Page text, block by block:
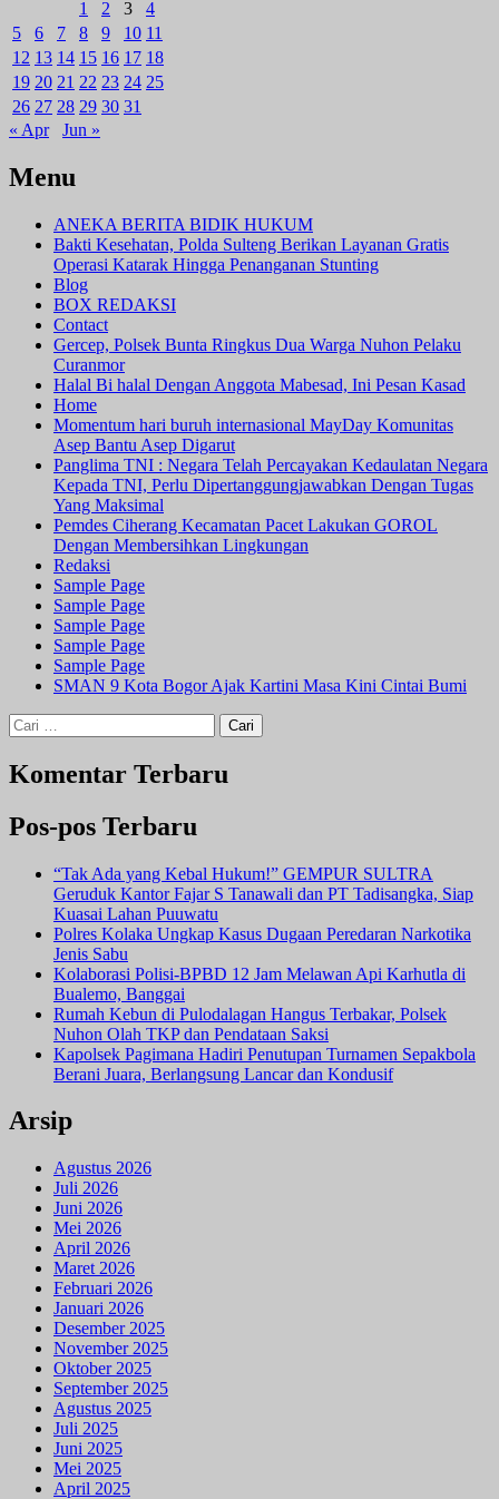
1
2 3
4
5
6 7 8 9 10 11
12 13 14 15 16 17 18
19 20 21 22 23 24 25
26 27 28 29 30 31
« Apr
Jun »
Menu
ANEKA BERITA BIDIK HUKUM
Bakti Kesehatan, Polda Sulteng Berikan Layanan Gratis
Operasi Katarak Hingga Penanganan Stunting
Blog
BOX REDAKSI
Contact
Gercep, Polsek Bunta Ringkus Dua Warga Nuhon Pelaku
Curanmor
Halal Bi halal Dengan Anggota Mabesad, Ini Pesan Kasad
Home
Momentum hari buruh internasional MayDay Komunitas
Asep Bantu Asep Digarut
Panglima TNI : Negara Telah Percayakan Kedaulatan Negara
Kepada TNI, Perlu Dipertanggungjawabkan Dengan Tugas
Yang Maksimal
Pemdes Ciherang Kecamatan Pacet Lakukan GOROL
Dengan Membersihkan Lingkungan
Redaksi
Sample Page
Sample Page
Sample Page
Sample Page
Sample Page
SMAN 9 Kota Bogor Ajak Kartini Masa Kini Cintai Bumi
Cari
untuk:
Komentar Terbaru
Pos-pos Terbaru
“Tak Ada yang Kebal Hukum!” GEMPUR SULTRA
Geruduk Kantor Fajar S Tanawali dan PT Tadisangka, Siap
Kuasai Lahan Puuwatu
Polres Kolaka Ungkap Kasus Dugaan Peredaran Narkotika
Jenis Sabu
Kolaborasi Polisi-BPBD 12 Jam Melawan Api Karhutla di
Bualemo, Banggai
Rumah Kebun di Pulodalagan Hangus Terbakar, Polsek
Nuhon Olah TKP dan Pendataan Saksi
Kapolsek Pagimana Hadiri Penutupan Turnamen Sepakbola
Berani Juara, Berlangsung Lancar dan Kondusif
Arsip
Agustus 2026
Juli 2026
Juni 2026
Mei 2026
April 2026
Maret 2026
Februari 2026
Januari 2026
Desember 2025
November 2025
Oktober 2025
September 2025
Agustus 2025
Juli 2025
Juni 2025
Mei 2025
April 2025